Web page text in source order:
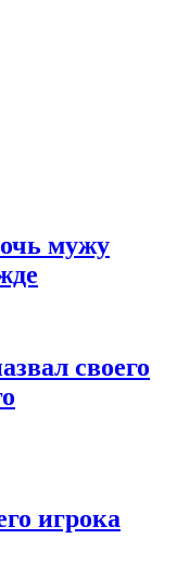
мужу
своего
игрока